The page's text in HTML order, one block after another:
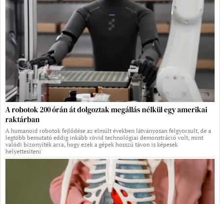
A robotok 200 órán át dolgoztak megállás nélkül egy amerikai
raktárban
A humanoid robotok fejlődése az elmúlt években látványosan felgyorsult, de a
legtöbb bemutató eddig inkább rövid technológiai demonstráció volt, mint
valódi bizonyíték arra, hogy ezek a gépek hosszú távon is képesek
helyettesíteni